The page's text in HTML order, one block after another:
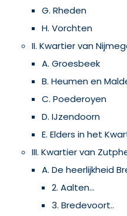
G. Rheden
H. Vorchten
II. Kwartier van
A. Groesbeek
B. Heumen en
C. Poederoyen
D. IJzendoorn
E. Elders in het
III. Kwartier van
A. De heerlijkheid
2. Aalten...
3. Bredevoort..